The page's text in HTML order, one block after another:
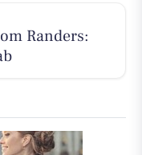
Randers: